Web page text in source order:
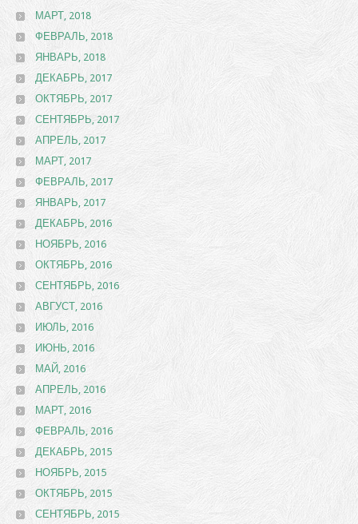
МАРТ, 2018
ФЕВРАЛЬ, 2018
ЯНВАРЬ, 2018
ДЕКАБРЬ, 2017
ОКТЯБРЬ, 2017
СЕНТЯБРЬ, 2017
АПРЕЛЬ, 2017
МАРТ, 2017
ФЕВРАЛЬ, 2017
ЯНВАРЬ, 2017
ДЕКАБРЬ, 2016
НОЯБРЬ, 2016
ОКТЯБРЬ, 2016
СЕНТЯБРЬ, 2016
АВГУСТ, 2016
ИЮЛЬ, 2016
ИЮНЬ, 2016
МАЙ, 2016
АПРЕЛЬ, 2016
МАРТ, 2016
ФЕВРАЛЬ, 2016
ДЕКАБРЬ, 2015
НОЯБРЬ, 2015
ОКТЯБРЬ, 2015
СЕНТЯБРЬ, 2015